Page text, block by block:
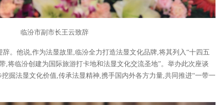
临汾市副市长王云致辞
。他说,作为法显故里,临汾全力打造法显文化品牌,将其列入“十四五
,将临汾创建为国际旅游打卡地和法显文化交流圣地”。举办此次座谈
掘法显文化价值,传承法显精神,携手国内外各方力量,共同推进“一带一